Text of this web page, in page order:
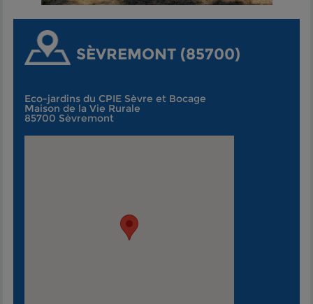
SÈVREMONT (85700)
Eco-jardins du CPIE Sèvre et Bocage
Maison de la Vie Rurale
85700 Sèvremont